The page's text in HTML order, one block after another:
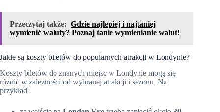
Przeczytaj także: Gdzie najlepiej i najtaniej
wymienić waluty? Poznaj tanie wymienianie walut!
Jakie są koszty biletów do popularnych atrakcji w Londynie?
Koszty biletów do znanych miejsc w Londynie mogą się
różnić w zależności od wybranej atrakcji i sezonu. Na
przykład: